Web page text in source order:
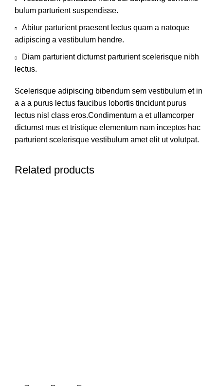
bulum parturient suspendisse.
Abitur parturient praesent lectus quam a natoque
adipiscing a vestibulum hendre.
Diam parturient dictumst parturient scelerisque nibh
lectus.
Scelerisque adipiscing bibendum sem vestibulum et in
a a a purus lectus faucibus lobortis tincidunt purus
lectus nisl class eros.Condimentum a et ullamcorper
dictumst mus et tristique elementum nam inceptos hac
parturient scelerisque vestibulum amet elit ut volutpat.
Related products